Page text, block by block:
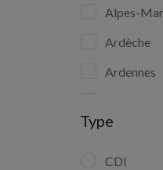
Alpes-
Ardèche
Ardennes
Aube
Aude
Type
CDI